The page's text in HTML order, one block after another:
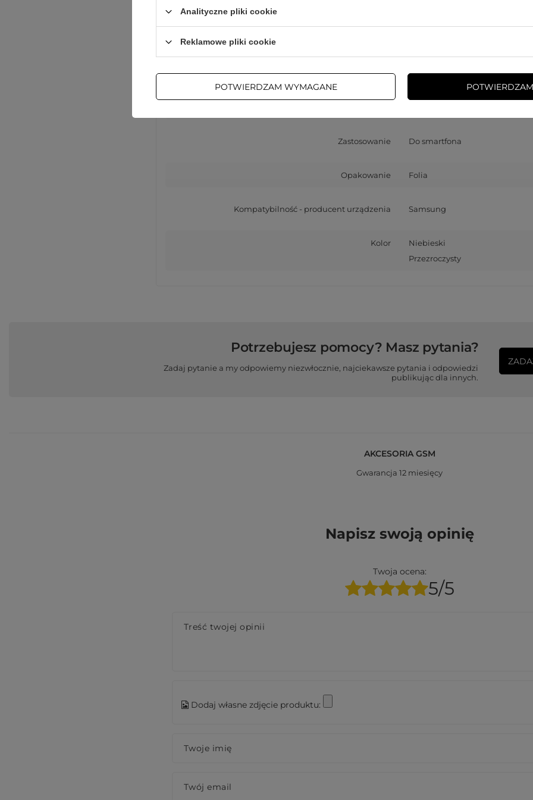
Wysokość opakowania towaru w cm
Szerokość opakowania towaru w cm 8 Więcej
Zastosowanie Do smartfona
Opakowanie Folia
Kompatybilność - producent urządzenia Samsung
Kolor
Niebieski
Przezroczysty
Potrzebujesz pomocy? Masz pytania?
Zadaj pytanie a my odpowiemy niezwłocznie, najciekawsze pytania i odpowiedzi
publikując dla innych.
AKCESORIA GSM
Gwarancja 12 miesięcy
Napisz swoją opinię
Twoja ocena:
5/5
Treść twojej opinii
Dodaj własne zdjęcie produktu:
Twoje imię
Twój email
Analityczne pliki cookie
Reklamowe pliki cookie
POTWIERDZAM WYMAGANE